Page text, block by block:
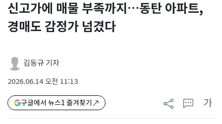
신고가에 매물 부족까지…동탄 아파트,
경매도 감정가 넘겼다
김동규 기자
2026.06.14 오전 11:13
구글에서 뉴스1 즐겨찾기 가